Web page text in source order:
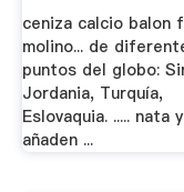
ceniza calcio balon
molino... de
puntos del globo:
Jordania, Turquía,
Eslovaquia. ..... nata
añaden ...